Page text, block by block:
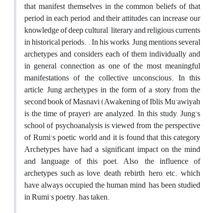
that manifest themselves in the common beliefs of that
period in each period, and their attitudes can increase our
knowledge of deep cultural, literary and religious currents
in historical periods. . In his works, Jung mentions several
archetypes and considers each of them individually and
in general connection as one of the most meaningful
manifestations of the collective unconscious. In this
article, Jung archetypes in the form of a story from the
second book of Masnavi (Awakening of Iblis Mu'awiyah
is the time of prayer) are analyzed. In this study, Jung's
school of psychoanalysis is viewed from the perspective
of Rumi's poetic world and it is found that this category
Archetypes have had a significant impact on the mind
and language of this poet. Also, the influence of
archetypes such as love, death, rebirth, hero, etc., which
have always occupied the human mind, has been studied
in Rumi's poetry. has taken.